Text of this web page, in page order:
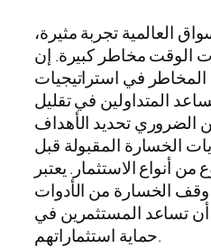
العالمية تجربة مثيرة،
الوقت مخاطر كبيرة. إن
المخاطر في استراتيجيات
المتداولين في تقليل
الضروري تحديد الأهداف
الخسارة المقبولة قبل
أنواع الاستثمار. يعتبر
وقف الخسارة من الأدوات
أن تساعد المستثمرين في
حماية استثماراتهم.